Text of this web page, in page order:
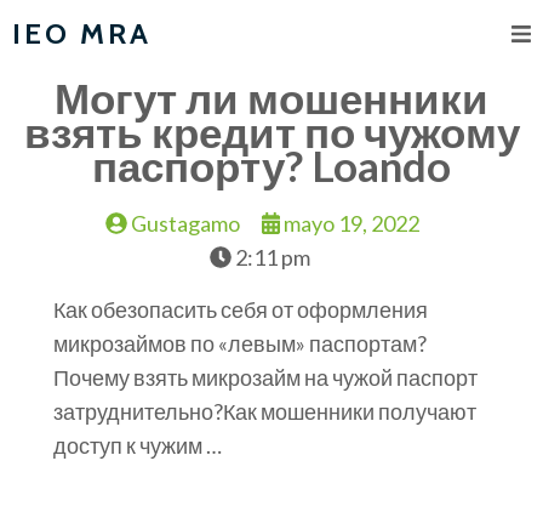
IEO MRA
Могут ли мошенники
взять кредит по чужому
паспорту? Loando
Gustagamo
mayo 19, 2022
2:11 pm
Как обезопасить себя от оформления
микрозаймов по «левым» паспортам?
Почему взять микрозайм на чужой паспорт
затруднительно?Как мошенники получают
доступ к чужим …